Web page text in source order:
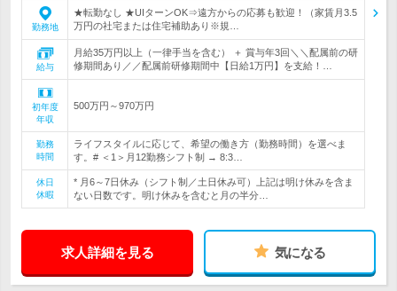
勤務地
★転勤なし ★UIターンOK⇒遠方からの応募も歓迎！（家賃月3.5
万円の社宅または住宅補助あり※規…
給与
月給35万円以上（一律手当を含む） ＋ 賞与年3回＼＼配属前の研
修期間あり／／配属前研修期間中【日給1万円】を支給！…
初年度
年収
500万円～970万円
勤務
時間
ライフスタイルに応じて、希望の働き方（勤務時間）を選べま
す。# ＜1＞月12勤務シフト制 → 8:3…
休日
休暇
* 月6～7日休み（シフト制／土日休み可）上記は明け休みを含ま
ない日数です。明け休みを含むと月の半分…
求人詳細を見る 気になる